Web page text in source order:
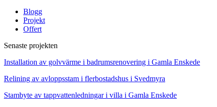
Blogg
Projekt
Offert
Senaste projekten
Installation av golvvärme i badrumsrenovering i Gamla Enskede
Relining av avloppsstam i flerbostadshus i Svedmyra
Stambyte av tappvattenledningar i villa i Gamla Enskede